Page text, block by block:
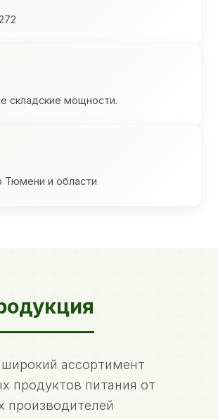
складские мощности.
Тюмени и области
ассортимент
продуктов питания от
производителей